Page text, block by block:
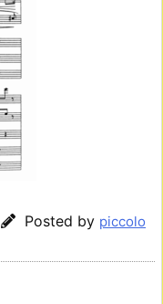
Posted by piccolo